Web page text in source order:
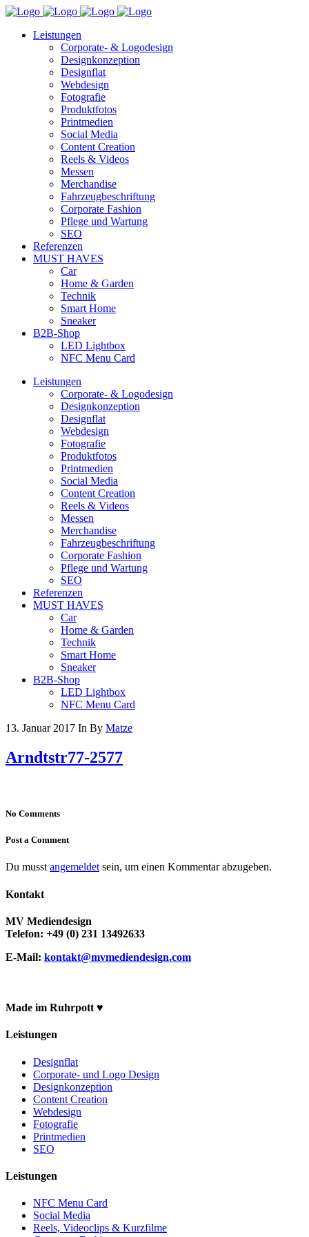
Leistungen
Corporate- & Logodesign
Designkonzeption
Designflat
Webdesign
Fotografie
Produktfotos
Printmedien
Social Media
Content Creation
Reels & Videos
Messen
Merchandise
Fahrzeugbeschriftung
Corporate Fashion
Pflege und Wartung
SEO
Referenzen
MUST HAVES
Car
Home & Garden
Technik
Smart Home
Sneaker
B2B-Shop
LED Lightbox
NFC Menu Card
Leistungen
Corporate- & Logodesign
Designkonzeption
Designflat
Webdesign
Fotografie
Produktfotos
Printmedien
Social Media
Content Creation
Reels & Videos
Messen
Merchandise
Fahrzeugbeschriftung
Corporate Fashion
Pflege und Wartung
SEO
Referenzen
MUST HAVES
Car
Home & Garden
Technik
Smart Home
Sneaker
B2B-Shop
LED Lightbox
NFC Menu Card
13. Januar 2017 In By Matze
Arndtstr77-2577
No Comments
Post a Comment
Du musst angemeldet sein, um einen Kommentar abzugeben.
Kontakt
MV Mediendesign
Telefon: +49 (0) 231 13492633
E-Mail: kontakt@mvmediendesign.com
Made im Ruhrpott ♥
Leistungen
Designflat
Corporate- und Logo Design
Designkonzeption
Content Creation
Webdesign
Fotografie
Printmedien
SEO
Leistungen
NFC Menu Card
Social Media
Reels, Videoclips & Kurzfilme